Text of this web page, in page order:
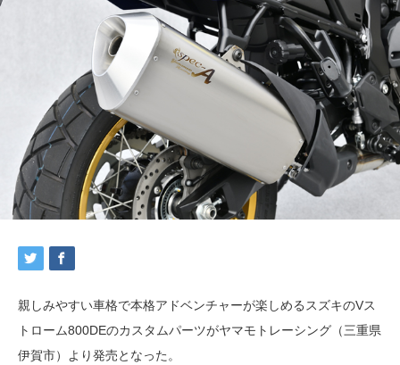
親しみやすい車格で本格アドベンチャーが楽しめるスズキのVス
トローム800DEのカスタムパーツがヤマモトレーシング（三重県
伊賀市）より発売となった。